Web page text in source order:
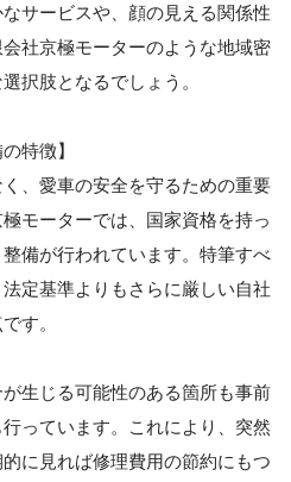
サービスや、顔の見える関係性
社京極モーターのような地域密
択肢となるでしょう。
特徴】
、愛車の安全を守るための重要
モーターでは、国家資格を持っ
備が行われています。特筆すべ
定基準よりもさらに厳しい自社
す。
生じる可能性のある箇所も事前
っています。これにより、突然
に見れば修理費用の節約にもつ